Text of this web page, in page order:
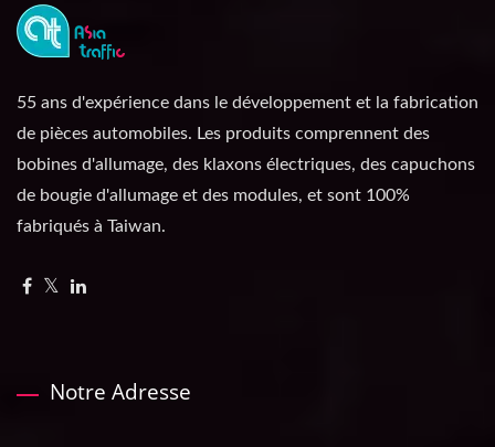
55 ans d'expérience dans le développement et la fabrication
de pièces automobiles. Les produits comprennent des
bobines d'allumage, des klaxons électriques, des capuchons
de bougie d'allumage et des modules, et sont 100%
fabriqués à Taiwan.
Notre Adresse